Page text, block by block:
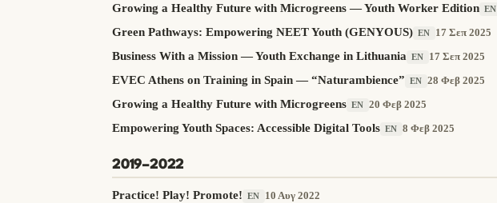
Growing a Healthy Future with Microgreens — Youth Worker Edition EN
Green Pathways: Empowering NEET Youth (GENYOUS) EN 17 Σεπ 2025
Business With a Mission — Youth Exchange in Lithuania EN 17 Σεπ 2025
EVEC Athens on Training in Spain — “Naturambience” EN 28 Φεβ 2025
Growing a Healthy Future with Microgreens EN 20 Φεβ 2025
Empowering Youth Spaces: Accessible Digital Tools EN 8 Φεβ 2025
2019–2022
Practice! Play! Promote! EN 10 Αυγ 2022